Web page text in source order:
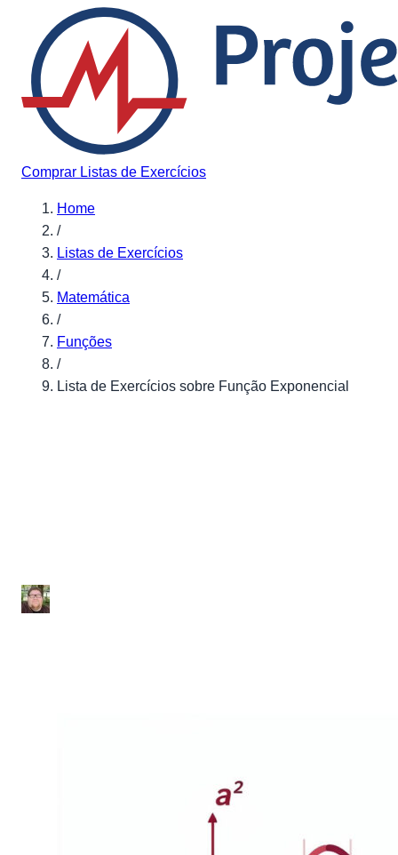
Pular para o conteúdo
Comprar Listas de Exercícios
Home
/
Listas de Exercícios
/
Matemática
/
Funções
/
Lista de Exercícios sobre Função Exponencial